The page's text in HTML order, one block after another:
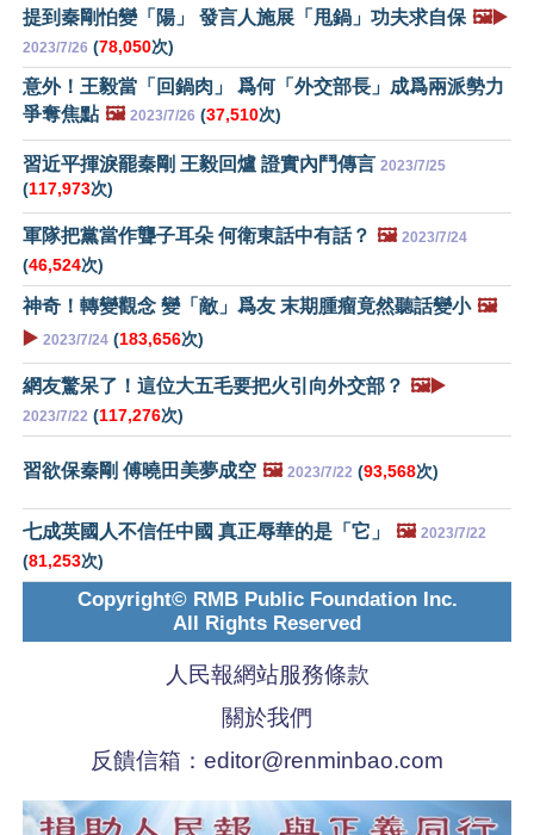
提到秦剛怕變「陽」 發言人施展「甩鍋」功夫求自保 🖼️▶️
2023/7/26 (78,050次)
意外！王毅當「回鍋肉」 爲何「外交部長」成爲兩派勢力
爭奪焦點 🖼️ 2023/7/26 (37,510次)
習近平揮淚罷秦剛 王毅回爐 證實內鬥傳言 2023/7/25
(117,973次)
軍隊把黨當作聾子耳朵 何衛東話中有話？ 🖼️ 2023/7/24
(46,524次)
神奇！轉變觀念 變「敵」爲友 末期腫瘤竟然聽話變小 🖼️
▶️ 2023/7/24 (183,656次)
網友驚呆了！這位大五毛要把火引向外交部？ 🖼️▶️
2023/7/22 (117,276次)
習欲保秦剛 傅曉田美夢成空 🖼️ 2023/7/22 (93,568次)
七成英國人不信任中國 真正辱華的是「它」 🖼️ 2023/7/22
(81,253次)
Copyright© RMB Public Foundation Inc.
All Rights Reserved
人民報網站服務條款
關於我們
反饋信箱： editor@renminbao.com